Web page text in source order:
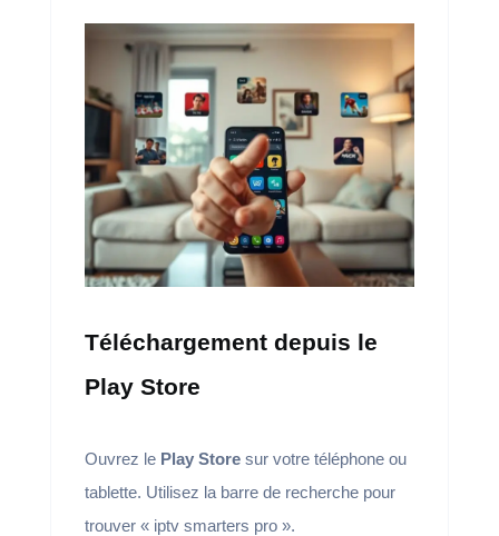
Téléchargement depuis le
Play Store
Ouvrez le Play Storesur votre téléphone ou
tablette. Utilisez la barre de recherche pour
trouver « iptv smarters pro ».